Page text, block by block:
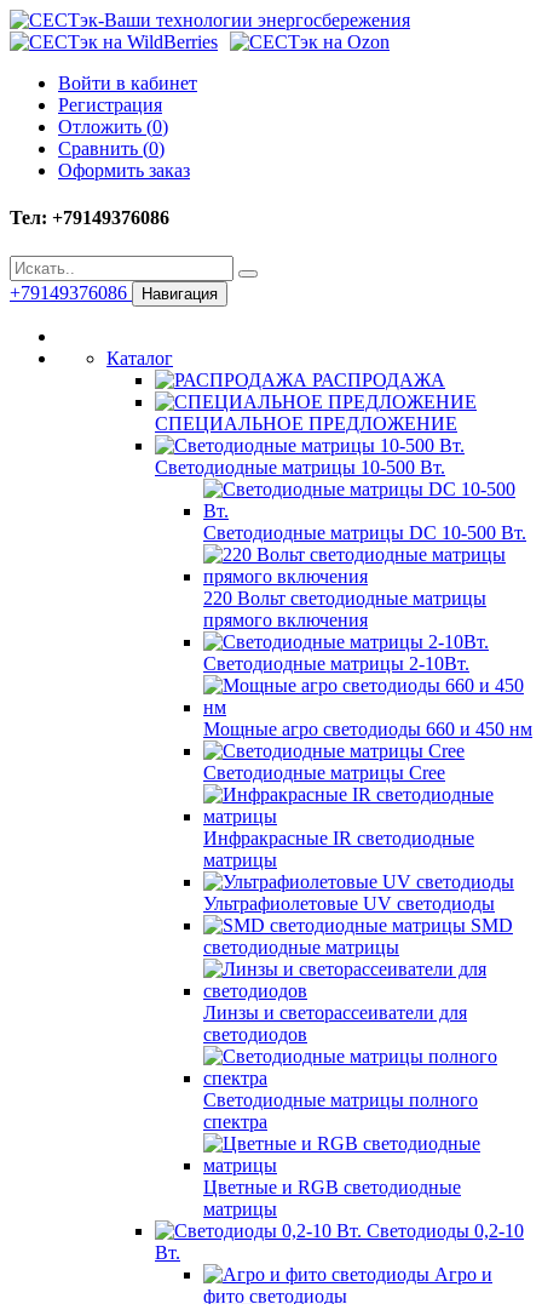
Войти в кабинет
Регистрация
Отложить (0)
Сравнить (0)
Оформить заказ
Тел: +79149376086
+79149376086 Навигация
Каталог
РАСПРОДАЖА
СПЕЦИАЛЬНОЕ ПРЕДЛОЖЕНИЕ
Светодиодные матрицы 10-500 Вт.
Светодиодные матрицы DC 10-500 Вт.
220 Вольт cветодиодные матрицы
прямого включения
Светодиодные матрицы 2-10Вт.
Мощные агро светодиоды 660 и 450 нм
Светодиодные матрицы Cree
Инфракрасные IR светодиодные
матрицы
Ультрафиолетовые UV светодиоды
SMD
светодиодные матрицы
Линзы и светорассеиватели для
светодиодов
Светодиодные матрицы полного
спектра
Цветные и RGB светодиодные
матрицы
Светодиоды 0,2-10
Вт.
Агро и
фито светодиоды